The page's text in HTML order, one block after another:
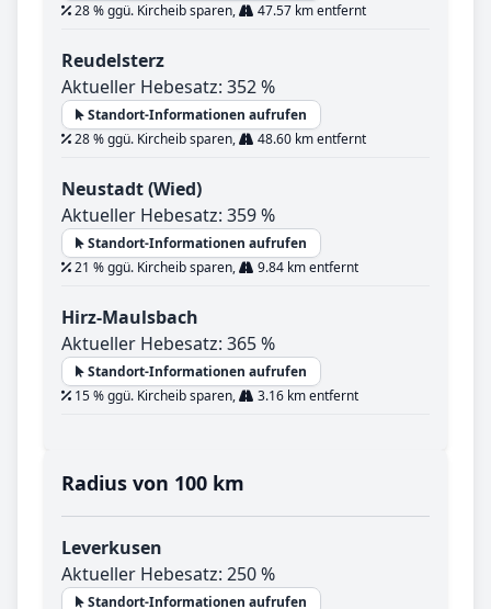
28 % ggü. Kircheib sparen,
47.57 km entfernt
Reudelsterz
Aktueller Hebesatz: 352 %
Standort-Informationen aufrufen
28 % ggü. Kircheib sparen,
48.60 km entfernt
Neustadt (Wied)
Aktueller Hebesatz: 359 %
Standort-Informationen aufrufen
21 % ggü. Kircheib sparen,
9.84 km entfernt
Hirz-Maulsbach
Aktueller Hebesatz: 365 %
Standort-Informationen aufrufen
15 % ggü. Kircheib sparen,
3.16 km entfernt
Radius von 100 km
Leverkusen
Aktueller Hebesatz: 250 %
Standort-Informationen aufrufen